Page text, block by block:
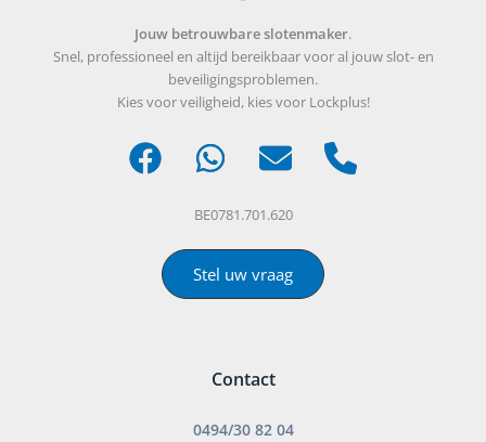
Jouw betrouwbare slotenmaker.
Snel, professioneel en altijd bereikbaar voor al jouw slot- en
beveiligingsproblemen.
Kies voor veiligheid, kies voor Lockplus!
BE0781.701.620
Stel uw vraag
Contact
0494/30 82 04